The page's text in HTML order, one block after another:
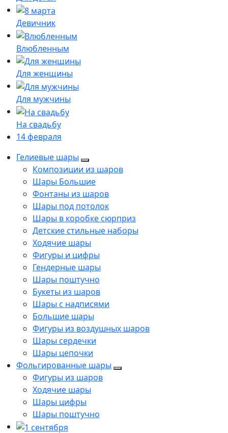
Девичник
Влюбленным
Для женщины
Для мужчины
На свадьбу
14 февраля
Гелиевые шары
Композиции из шаров
Шары Большие
Фонтаны из шаров
Шары под потолок
Шары в коробке сюрприз
Детские стильные наборы
Ходячие шары
Фигуры и цифры
Гендерные шары
Шары поштучно
Букеты из шаров
Шары с надписями
Большие шары
Фигуры из воздушных шаров
Шары сердечки
Шары цепочки
Фольгированные шары
Фигуры из шаров
Ходячие шары
Шары цифры
Шары поштучно